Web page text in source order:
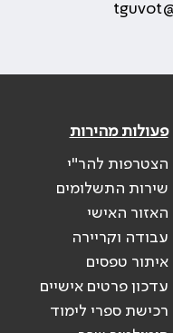
פעולות מהירות
הצטרפות להר"י
שירות התשלומים
האזור האישי
עבודה וקריירה
איתור טפסים
עדכון פרטים אישיים
רכישת ספרי לימוד